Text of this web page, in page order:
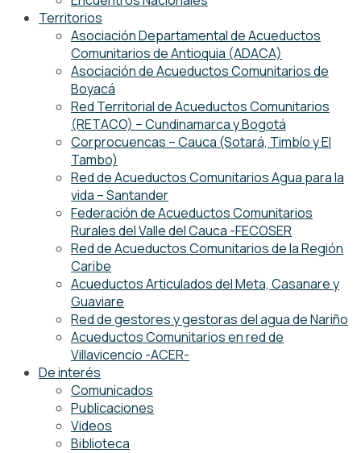
Territorios
Asociación Departamental de Acueductos
Comunitarios de Antioquia (ADACA)
Asociación de Acueductos Comunitarios de
Boyacá
Red Territorial de Acueductos Comunitarios
(RETACO) – Cundinamarca y Bogotá
Corprocuencas – Cauca (Sotará, Timbío y El
Tambo)
Red de Acueductos Comunitarios Agua para la
vida – Santander
Federación de Acueductos Comunitarios
Rurales del Valle del Cauca -FECOSER
Red de Acueductos Comunitarios de la Región
Caribe
Acueductos Articulados del Meta, Casanare y
Guaviare
Red de gestores y gestoras del agua de Nariño
Acueductos Comunitarios en red de
Villavicencio -ACER-
De interés
Comunicados
Publicaciones
Videos
Biblioteca